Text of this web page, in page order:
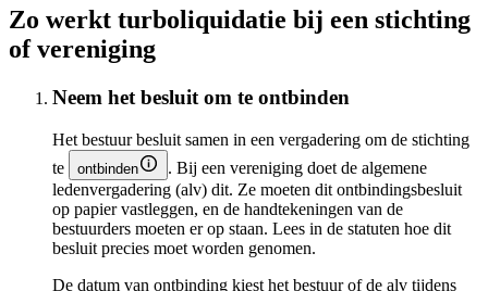
Zo werkt turboliquidatie bij een stichting
of vereniging
Neem het besluit om te ontbinden
Het bestuur besluit samen in een vergadering om de stichting
te
ontbinden
. Bij een vereniging doet de algemene
ledenvergadering (alv) dit. Ze moeten dit ontbindingsbesluit
op papier vastleggen, en de handtekeningen van de
bestuurders moeten er op staan. Lees in de statuten hoe dit
besluit precies moet worden genomen.
De datum van ontbinding kiest het bestuur of de alv tijdens